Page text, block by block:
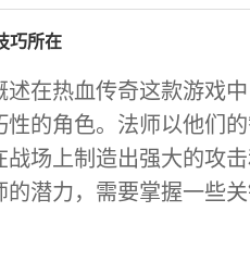
巧所在
述在热血传奇这款游戏
性的角色。法师以他们
战场上制造出强大的攻
的潜力，需要掌握一些